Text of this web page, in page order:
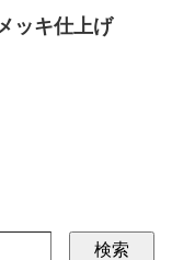
ッキ仕上げ
検索